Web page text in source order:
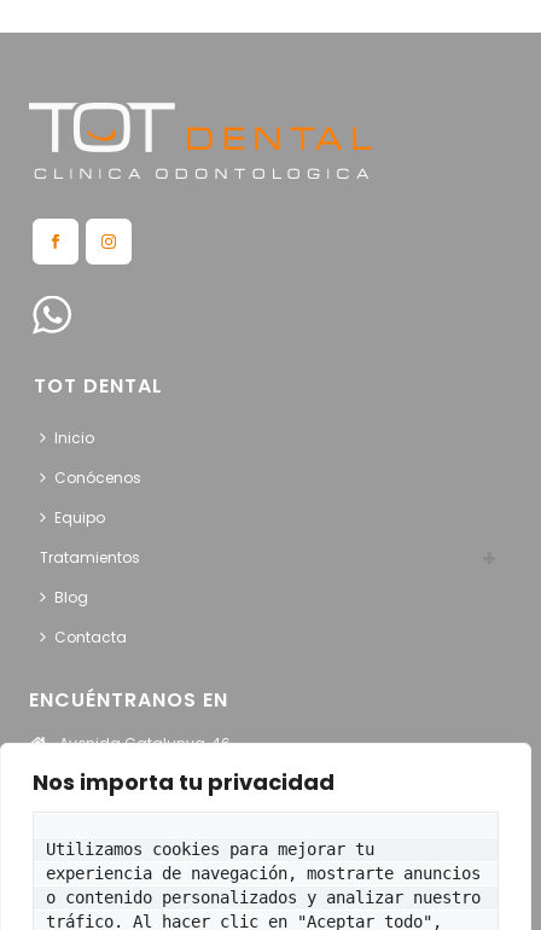
Nos importa tu privacidad
Utilizamos cookies para mejorar tu
experiencia de navegación, mostrarte anuncios
o contenido personalizados y analizar nuestro
tráfico. Al hacer clic en "Aceptar todo",
TOT DENTAL
Inicio
Conócenos
Equipo
Tratamientos
Blog
Contacta
ENCUÉNTRANOS EN
Avenida Catalunya, 46
HORARIO
Lunes – Jueves: 9:00 a 13:30 y de 15:00 a 20:00